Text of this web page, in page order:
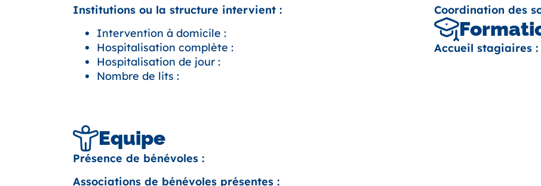
Institutions ou la structure intervient :
Intervention à domicile :
Hospitalisation complète :
Hospitalisation de jour :
Nombre de lits :
Coordination des
Accueil stagiaires :
Equipe
Présence de bénévoles :
Associations de bénévoles présentes :